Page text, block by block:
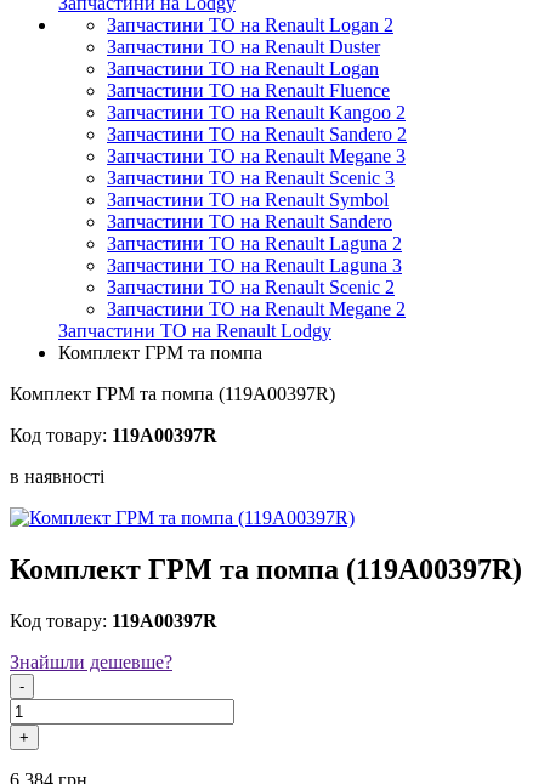
Запчастини ТО на Renault Logan 2
Запчастини ТО на Renault Duster
Запчастини ТО на Renault Logan
Запчастини ТО на Renault Fluence
Запчастини ТО на Renault Kangoo 2
Запчастини ТО на Renault Sandero 2
Запчастини ТО на Renault Megane 3
Запчастини ТО на Renault Scenic 3
Запчастини ТО на Renault Symbol
Запчастини ТО на Renault Sandero
Запчастини ТО на Renault Laguna 2
Запчастини ТО на Renault Laguna 3
Запчастини ТО на Renault Scenic 2
Запчастини ТО на Renault Megane 2
Запчастини ТО на Renault Lodgy
Комплект ГРМ та помпа
Комплект ГРМ та помпа (119A00397R)
Код товару: 119A00397R
в наявностi
Комплект ГРМ та помпа (119A00397R)
Код товару: 119A00397R
Знайшли дешевше?
-
+
6 384 грн.